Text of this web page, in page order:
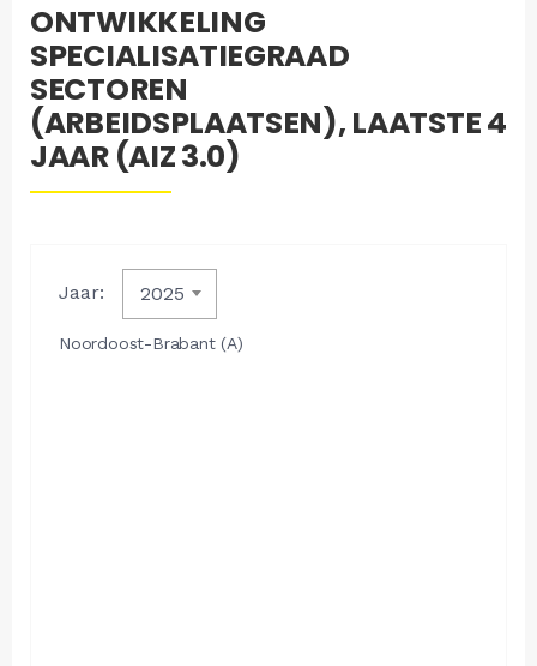
ONTWIKKELING
SPECIALISATIEGRAAD
SECTOREN
(ARBEIDSPLAATSEN), LAATSTE 4
JAAR (AIZ 3.0)